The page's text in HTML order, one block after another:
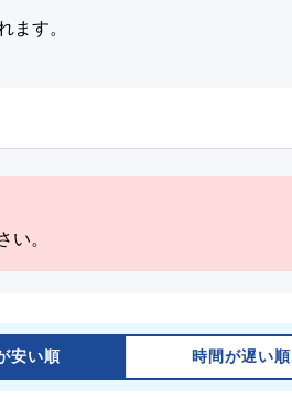
ます。
い。
安い順 時間が遅い順